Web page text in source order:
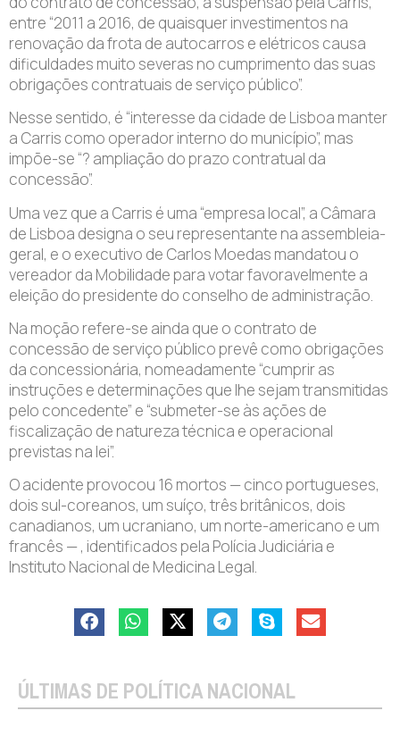
entre “2011 a 2016, de quaisquer investimentos na
renovação da frota de autocarros e elétricos causa
dificuldades muito severas no cumprimento das suas
obrigações contratuais de serviço público”.
Nesse sentido, é “interesse da cidade de Lisboa manter
a Carris como operador interno do município”, mas
impõe-se “? ampliação do prazo contratual da
concessão”.
Uma vez que a Carris é uma “empresa local”, a Câmara
de Lisboa designa o seu representante na assembleia-
geral, e o executivo de Carlos Moedas mandatou o
vereador da Mobilidade para votar favoravelmente a
eleição do presidente do conselho de administração.
Na moção refere-se ainda que o contrato de
concessão de serviço público prevê como obrigações
da concessionária, nomeadamente “cumprir as
instruções e determinações que lhe sejam transmitidas
pelo concedente” e “submeter-se às ações de
fiscalização de natureza técnica e operacional
previstas na lei”.
O acidente provocou 16 mortos — cinco portugueses,
dois sul-coreanos, um suíço, três britânicos, dois
canadianos, um ucraniano, um norte-americano e um
francês — , identificados pela Polícia Judiciária e
Instituto Nacional de Medicina Legal.
ÚLTIMAS DE POLÍTICA NACIONAL